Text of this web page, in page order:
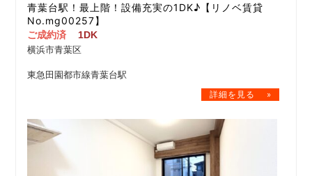
青葉台駅！最上階！設備充実の1DK♪【リノベ賃貸
No.mg00257】
ご成約済
1DK
横浜市青葉区
東急田園都市線青葉台駅